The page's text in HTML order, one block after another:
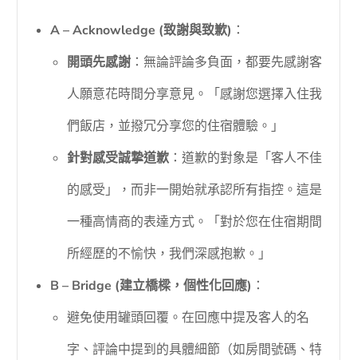
A – Acknowledge (致謝與致歉) ：
開頭先感謝：無論評論多負面，都要先感謝客
人願意花時間分享意見。「感謝您選擇入住我
們飯店，並撥冗分享您的住宿體驗。」
針對感受誠摯道歉：道歉的對象是「客人不佳
的感受」，而非一開始就承認所有指控。這是
一種高情商的表達方式。「對於您在住宿期間
所經歷的不愉快，我們深感抱歉。」
B – Bridge (建立橋樑，個性化回應) ：
避免使用罐頭回覆。在回應中提及客人的名
字、評論中提到的具體細節（如房間號碼、特